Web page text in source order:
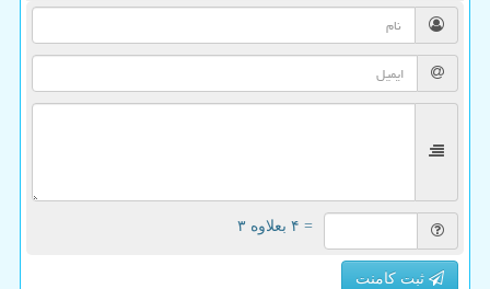
= ۴ بعلاوه ۳
ثبت کامنت